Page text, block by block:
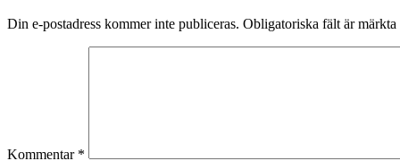
Din e-postadress kommer inte publiceras. Obligatoriska fält är märkta
Kommentar *